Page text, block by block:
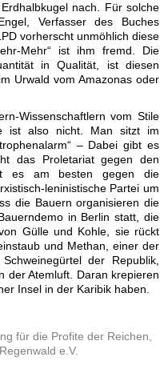
nach. Für solche
Verfasser des Buches
vorherscht unmöhlich diese
Mehr“ ist ihm fremd. Die
in Qualität, ist diesen
Urwald vom Amazonas oder
Wissenschaftlern vom Stile
ist also nicht. Man sitzt im
– Dabei gibt es
das Proletariat gegen den
es am besten gegen die
leninistische Partei um
die Bauern organisieren die
in Berlin statt, die
Gülle und Kohle, sie rückt
und Methan, einer der
der Republik,
der Atemluft. Daran krepieren
Insel in der Karibik haben.
für die Profite der Reichen,
e.V.